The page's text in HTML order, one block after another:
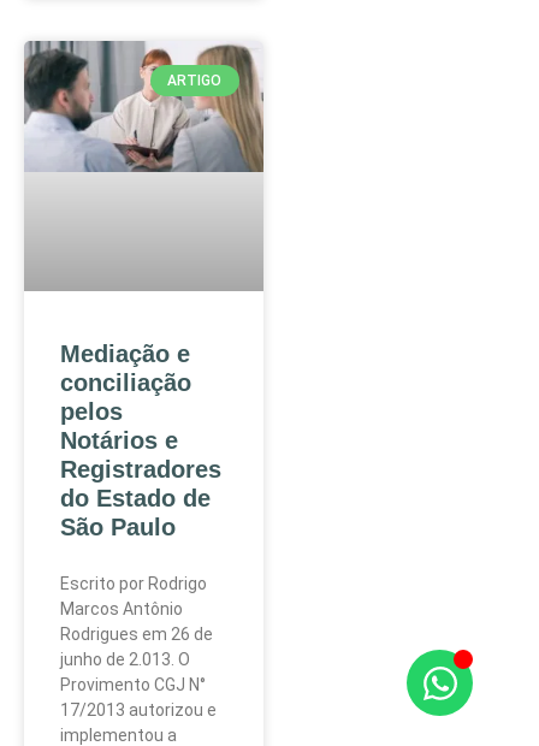
ARTIGO
Mediação e
conciliação
pelos
Notários e
Registradores
do Estado de
São Paulo
Escrito por Rodrigo
Marcos Antônio
Rodrigues em 26 de
junho de 2.013. O
Provimento CGJ N°
17/2013 autorizou e
implementou a